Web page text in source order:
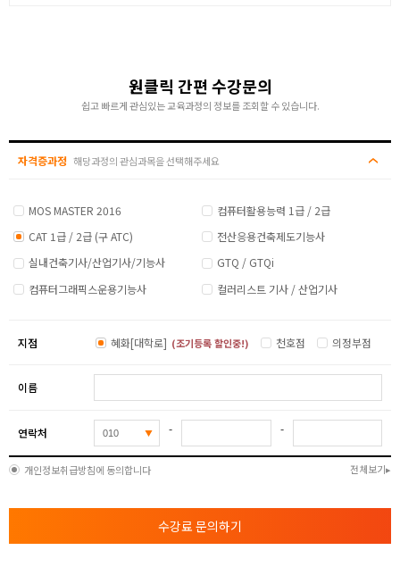
원클릭 간편 수강문의
쉽고 빠르게 관심있는 교육과정의 정보를 조회할 수 있습니다.
자격증과정 해당과정의 관심과목을 선택해주세요
MOS MASTER 2016
컴퓨터활용능력 1급 / 2급
CAT 1급 / 2급 (구 ATC)
전산응용건축제도기능사
실내건축기사/산업기사/기능사
GTQ / GTQi
컴퓨터그래픽스운용기능사
컬러리스트 기사 / 산업기사
지점 혜화[대학로] (조기등록 할인중!) 천호점 의정부점
이름
연락처 - -
개인정보취급방침에 동의합니다 전체보기
수강료 문의하기